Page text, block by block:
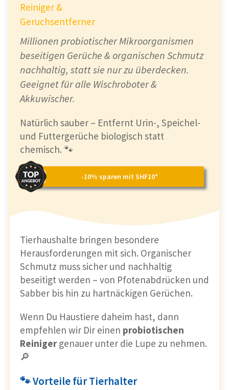
Reiniger &
Geruchsentferner
Millionen probiotischer Mikroorganismen
beseitigen Gerüche & organischen Schmutz
nachhaltig, statt sie nur zu überdecken.
Geeignet für alle Wischroboter &
Akkuwischer.
Natürlich sauber – Entfernt Urin-, Speichel-
und Futtergerüche biologisch statt
chemisch. 🐾
-10% sparen mit SHF10*
Tierhaushalte bringen besondere
Herausforderungen mit sich. Organischer
Schmutz muss sicher und nachhaltig
beseitigt werden – von Pfotenabdrücken und
Sabber bis hin zu hartnäckigen Gerüchen.
Wenn Du Haustiere daheim hast, dann
empfehlen wir Dir einen probiotischen
Reinigergenauer unter die Lupe zu nehmen.
🔎
🐾 Vorteile für Tierhalter